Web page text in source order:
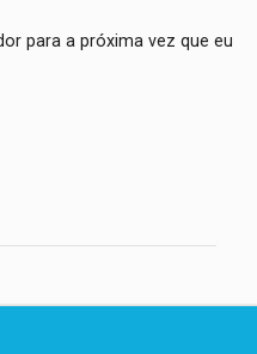
para a próxima vez que eu